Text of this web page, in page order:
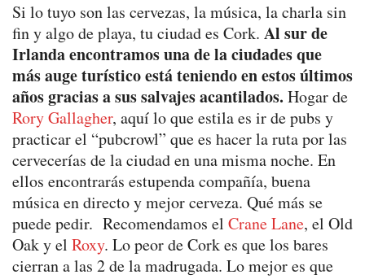
Si lo tuyo son las cervezas, la música, la charla sin
fin y algo de playa, tu ciudad es Cork. Al sur de
Irlanda encontramos una de la ciudades que
más auge turístico está teniendo en estos últimos
años gracias a sus salvajes acantilados. Hogar de
Rory Gallagher, aquí lo que estila es ir de pubs y
practicar el “pubcrowl” que es hacer la ruta por las
cervecerías de la ciudad en una misma noche. En
ellos encontrarás estupenda compañía, buena
música en directo y mejor cerveza. Qué más se
puede pedir. Recomendamos el Crane Lane, el Old
Oak y el Roxy. Lo peor de Cork es que los bares
cierran a las 2 de la madrugada. Lo mejor es que